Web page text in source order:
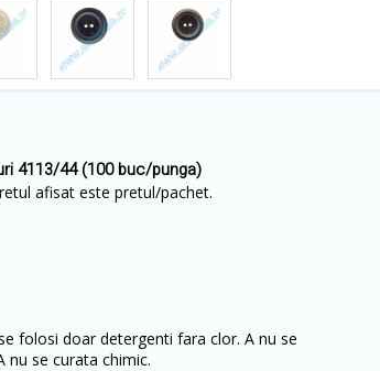
4113/44 (100 buc/punga)
afisat este pretul/pachet.
folosi doar detergenti fara clor. A nu se
nu se curata chimic.